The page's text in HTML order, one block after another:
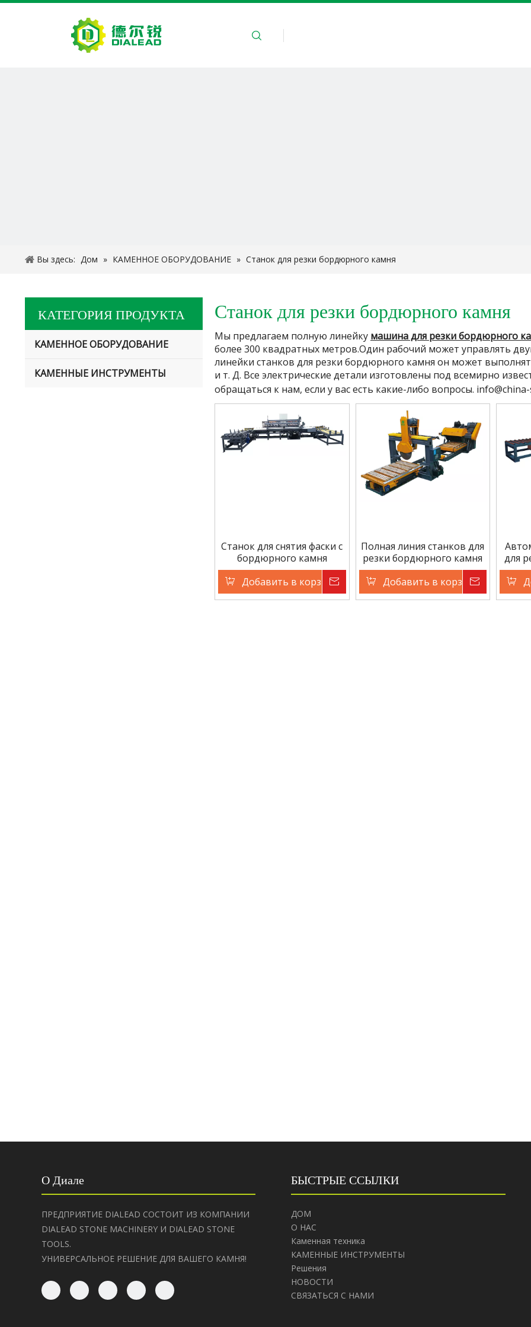
О НАС
Вы здесь: Дом » КАМЕННОЕ ОБОРУДОВАНИЕ » Станок для резки бордюрного камня
КАТЕГОРИЯ ПРОДУКТА
КАМЕННОЕ ОБОРУДОВАНИЕ
КАМЕННЫЕ ИНСТРУМЕНТЫ
Станок для резки бордюрного камня
Мы предлагаем полную линейку машина для резки бордюрного
более 300 квадратных метров.Один рабочий может управлять
линейки станков для резки бордюрного камня он может
и т. Д. Все электрические детали изготовлены под всемирно
обращаться к нам, если у вас есть какие-либо вопросы.
Станок для снятия фаски с
бордюрного камня
Добавить в корзину
Запрос цены
Полная линия станков для
резки бордюрного камня
Добавить в корзину
Запрос
для
О Диале
ПРЕДПРИЯТИЕ DIALEAD СОСТОИТ ИЗ КОМПАНИИ
DIALEAD STONE MACHINERY И DIALEAD STONE
TOOLS.
УНИВЕРСАЛЬНОЕ РЕШЕНИЕ ДЛЯ ВАШЕГО КАМНЯ!
БЫСТРЫЕ ССЫЛКИ
ДОМ
О НАС
Каменная техника
КАМЕННЫЕ ИНСТРУМЕНТЫ
Решения
НОВОСТИ
СВЯЗАТЬСЯ С НАМИ